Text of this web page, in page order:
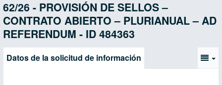
62/26 - PROVISIÓN DE SELLOS –
CONTRATO ABIERTO – PLURIANUAL – AD
REFERENDUM - ID 484363
Datos de la solicitud de información